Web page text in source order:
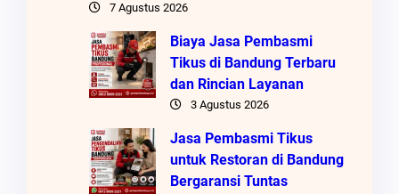
7 Agustus 2026
Biaya Jasa Pembasmi
Tikus di Bandung Terbaru
dan Rincian Layanan
3 Agustus 2026
Jasa Pembasmi Tikus
untuk Restoran di Bandung
Bergaransi Tuntas